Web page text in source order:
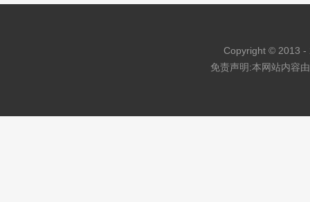
Copyright © 2013 -
免责声明:本网站内容